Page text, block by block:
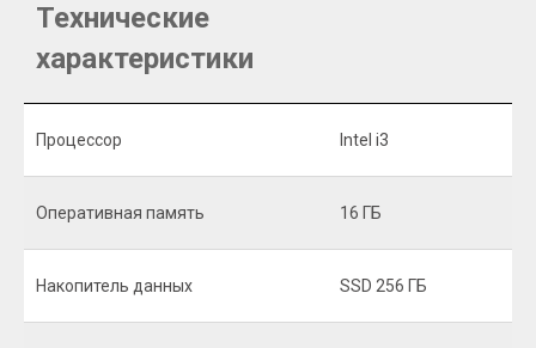
Технические
характеристики
Процессор Intel i3
Оперативная память 16 ГБ
Накопитель данных SSD 256 ГБ